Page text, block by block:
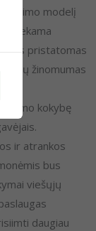
modelį
atliekama
kuris pristatomas
žinomumas
kokybę
ir atrankos
bus
viešųjų
daugiau